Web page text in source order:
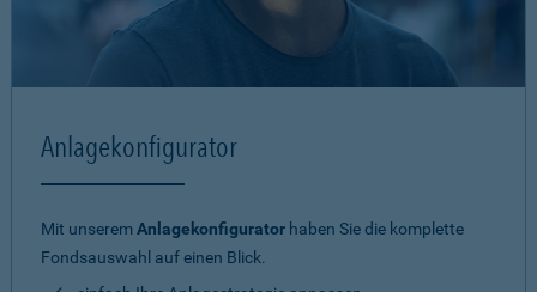
Anlagekonfigurator
Mit unseremAnlagekonfigurator haben Sie die komplette
Fondsauswahl auf einen Blick.